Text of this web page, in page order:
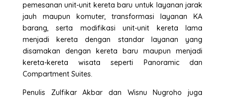
pemesanan unit-unit kereta baru untuk layanan jarak
jauh maupun komuter, transformasi layanan KA
barang, serta modifikasi unit-unit kereta lama
menjadi kereta dengan standar layanan yang
disamakan dengan kereta baru maupun menjadi
kereta-kereta wisata seperti Panoramic dan
Compartment Suites.
Penulis Zulfikar Akbar dan Wisnu Nugroho juga